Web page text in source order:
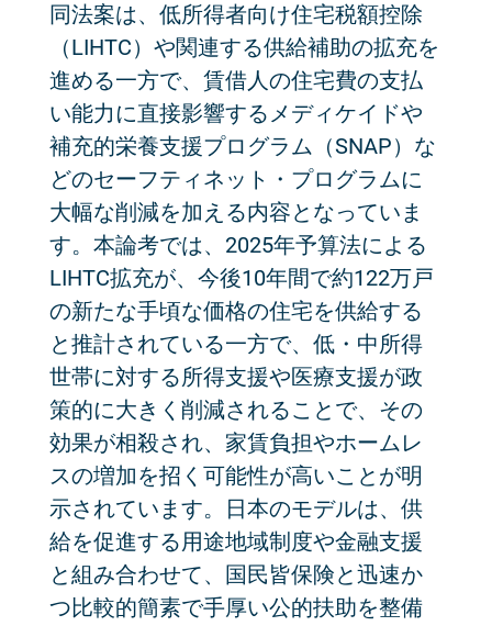
同法案は、低所得者向け住宅税額控除
（LIHTC）や関連する供給補助の拡充を
進める一方で、賃借人の住宅費の支払
い能力に直接影響するメディケイドや
補充的栄養支援プログラム（SNAP）な
どのセーフティネット・プログラムに
大幅な削減を加える内容となっていま
す。本論考では、2025年予算法による
LIHTC拡充が、今後10年間で約122万戸
の新たな手頃な価格の住宅を供給する
と推計されている一方で、低・中所得
世帯に対する所得支援や医療支援が政
策的に大きく削減されることで、その
効果が相殺され、家賃負担やホームレ
スの増加を招く可能性が高いことが明
示されています。日本のモデルは、供
給を促進する用途地域制度や金融支援
と組み合わせて、国民皆保険と迅速か
つ比較的簡素で手厚い公的扶助を整備